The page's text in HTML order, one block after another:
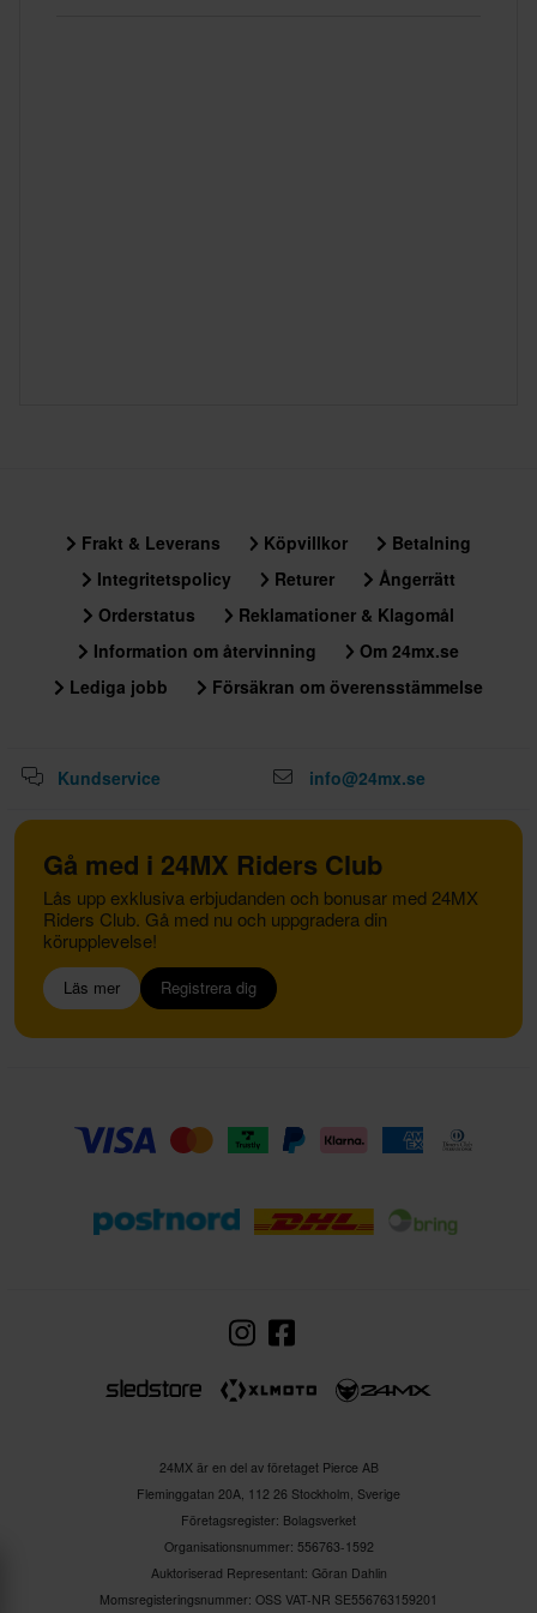
Frakt & Leverans Köpvillkor
Betalning
Integritetspolicy
Returer
Ångerrätt
Orderstatus
Reklamationer & Klagomål
Information om återvinning
Om 24mx.se
Lediga jobb
Försäkran om överensstämmelse
Kundservice info@24mx.se
Gå med i 24MX Riders Club
Lås upp exklusiva erbjudanden och bonusar med 24MX
Riders Club. Gå med nu och uppgradera din
körupplevelse!
Läs mer Registrera dig
24MX är en del av företaget Pierce AB
Fleminggatan 20A, 112 26 Stockholm, Sverige
Företagsregister: Bolagsverket
Organisationsnummer: 556763-1592
Auktoriserad Representant: Göran Dahlin
Momsregisteringsnummer: OSS VAT-NR SE556763159201